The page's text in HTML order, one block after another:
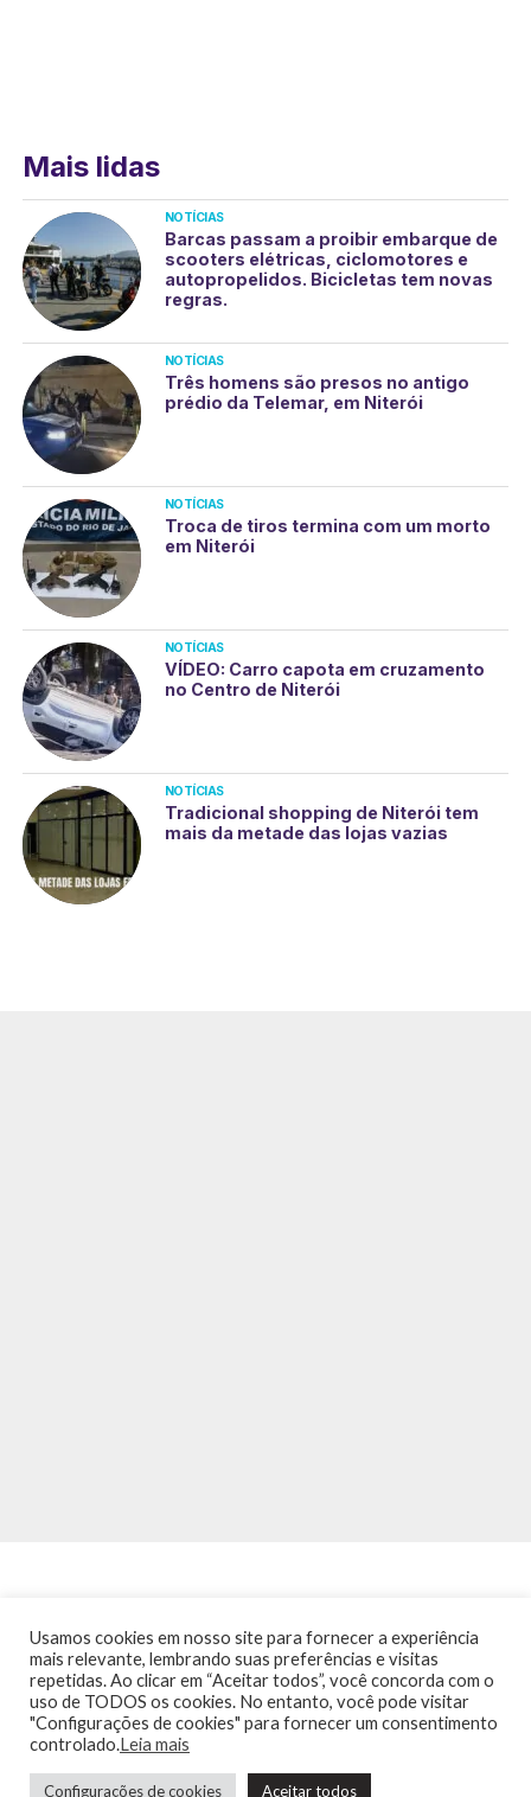
Mais lidas
NOTÍCIAS
Barcas passam a proibir embarque de
scooters elétricas, ciclomotores e
autopropelidos. Bicicletas tem novas
regras.
NOTÍCIAS
Três homens são presos no antigo
prédio da Telemar, em Niterói
NOTÍCIAS
Troca de tiros termina com um morto
em Niterói
NOTÍCIAS
VÍDEO: Carro capota em cruzamento
no Centro de Niterói
NOTÍCIAS
Tradicional shopping de Niterói tem
mais da metade das lojas vazias
INÍCIO NOTÍCIAS AGENDA CONTATO
TRÂNSITO NA PONTE
TERMOS DE USO / POLÍTICA DE PRIVACIDADE
Usamos cookies em nosso site para fornecer a experiência
mais relevante, lembrando suas preferências e visitas
repetidas. Ao clicar em “Aceitar todos”, você concorda com o
uso de TODOS os cookies. No entanto, você pode visitar
"Configurações de cookies" para fornecer um consentimento
controlado.Leia mais
Configurações de cookies Aceitar todos